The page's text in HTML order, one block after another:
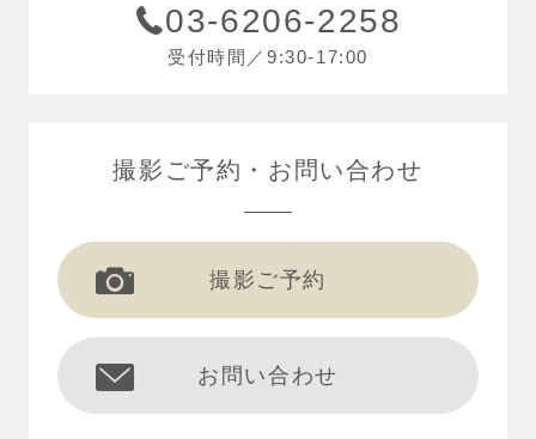
03-6206-2258
受付時間／9:30-17:00
撮影ご予約 お問い合わせ
撮影ご予約
お問い合わせ